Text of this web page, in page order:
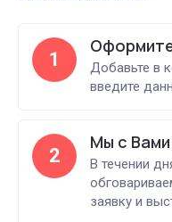
1
Добавьте в
введите
2
Мы с
В течении
заявку и